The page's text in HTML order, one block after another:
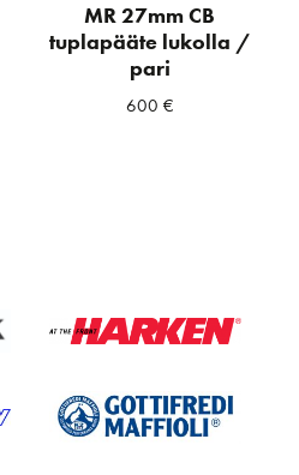
MR 27mm CB
tuplapääte lukolla /
pari
600 €